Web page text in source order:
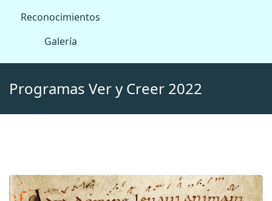
Reconocimientos
Galería
Programas Ver y Creer 2022